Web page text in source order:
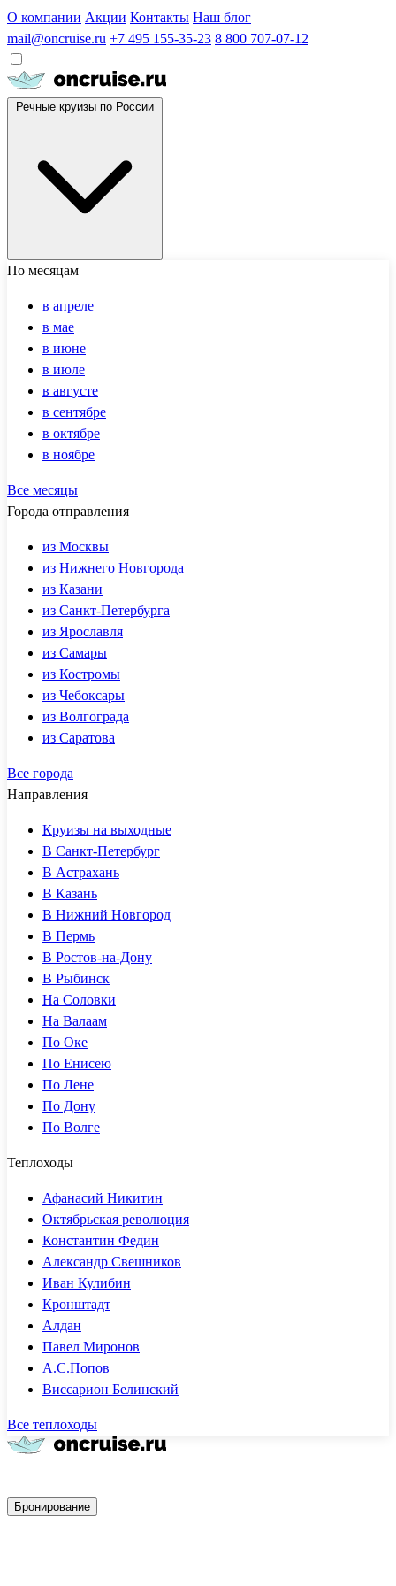
О компании Акции Контакты Наш блог
mail@oncruise.ru +7 495 155-35-23 8 800 707-07-12
По месяцам
в апреле
в мае
в июне
в июле
в августе
в сентябре
в октябре
в ноябре
Все месяцы
Города отправления
из Москвы
из Нижнего Новгорода
из Казани
из Санкт-Петербурга
из Ярославля
из Самары
из Костромы
из Чебоксары
из Волгограда
из Саратова
Все города
Направления
Круизы на выходные
В Санкт-Петербург
В Астрахань
В Казань
В Нижний Новгород
В Пермь
В Ростов-на-Дону
В Рыбинск
На Соловки
На Валаам
По Оке
По Енисею
По Лене
По Дону
По Волге
Теплоходы
Афанасий Никитин
Октябрьская революция
Константин Федин
Александр Свешников
Иван Кулибин
Кронштадт
Алдан
Павел Миронов
А.С.Попов
Виссарион Белинский
Все теплоходы
Бронирование